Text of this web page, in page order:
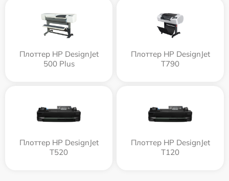
Плоттер HP DesignJet
500 Plus
Плоттер HP DesignJet
T790
Плоттер HP DesignJet
T520
Плоттер HP DesignJet
T120